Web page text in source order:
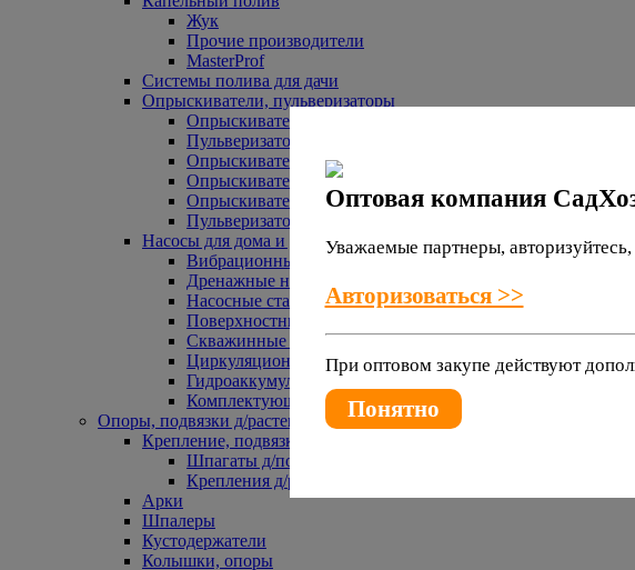
Жук
Прочие производители
MasterProf
Системы полива для дачи
Опрыскиватели, пульверизаторы
Опрыскиватели аккумуляторные
Пульверизаторы прочие
Опрыскиватели Урожайная сотка
Опрыскиватели Жук
Опрыскиватели прочие
Пульверизаторы Урожайная сотка
Насосы для дома и дачи
Вибрационные насосы
Дренажные насосы
Насосные станции
Поверхностные насосы
Скважинные насосы
Циркуляционные насосы
Гидроаккумуляторы и расширительные баки
Комплектующие к насосам
Опоры, подвязки д/растений
Крепление, подвязки д/растений
Шпагаты д/подвязки растений
Крепления д/растений
Арки
Шпалеры
Кустодержатели
Колышки, опоры
Оптовая компания
Уважаемые партнеры,
Авторизоваться >>
При оптовом закупе действуют
Понятно